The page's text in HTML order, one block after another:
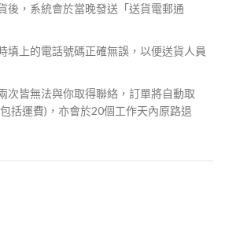
後，系統會於當晚發送「送貨電郵通
填上的電話號碼正確無誤，以便送貨人員
次皆無法與你取得聯絡，訂單將自動取
括運費)，亦會於20個工作天內原路退